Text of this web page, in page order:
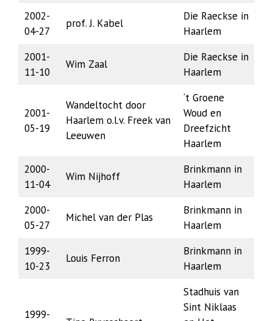
2002-
04-27
prof. J. Kabel
Die Raeckse in
Haarlem
2001-
11-10
Wim Zaal
Die Raeckse in
Haarlem
2001-
05-19
Wandeltocht door
Haarlem o.l.v. Freek van
Leeuwen
‘t Groene
Woud en
Dreefzicht
Haarlem
2000-
11-04
Wim Nijhoff
Brinkmann in
Haarlem
2000-
05-27
Michel van der Plas
Brinkmann in
Haarlem
1999-
10-23
Louis Ferron
Brinkmann in
Haarlem
1999-
Stadhuis van
Sint Niklaas